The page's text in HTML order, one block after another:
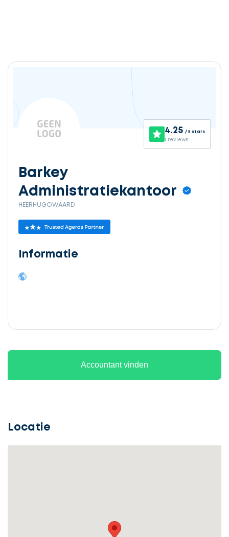
4.25 / 5 stars
1 reviews
Barkey
Administratiekantoor
HEERHUGOWAARD
Informatie
Accountant vinden
Locatie